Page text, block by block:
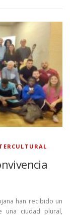
han recibido un
una ciudad plural,